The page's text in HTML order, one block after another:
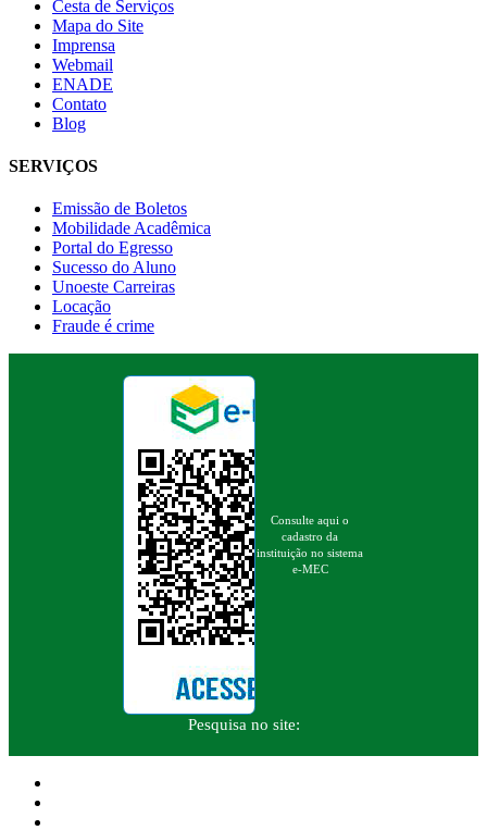
Cesta de Serviços
Mapa do Site
Imprensa
Webmail
ENADE
Contato
Blog
SERVIÇOS
Emissão de Boletos
Mobilidade Acadêmica
Portal do Egresso
Sucesso do Aluno
Unoeste Carreiras
Locação
Fraude é crime
Consulte aqui o
cadastro da
instituição no sistema
e-MEC
Pesquisa no site: